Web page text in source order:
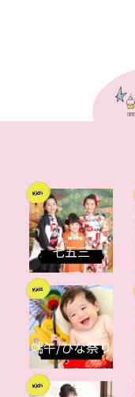
七五三
端午/ひな祭り